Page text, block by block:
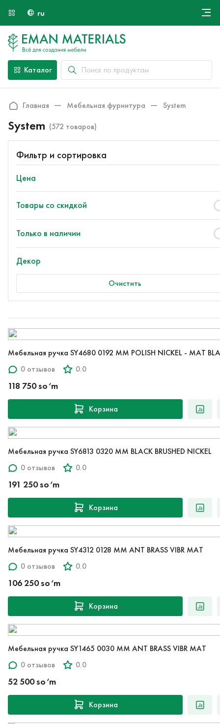
ru
Оплата и доставка
Контакты
Каталог
Главная Мебельная фурнитура System
System (572 товаров)
Фильтр и сортировка
Цена
Товары со скидкой
Только в наличии
Декор
Очистить
Мебельная ручка SY4680 0192 MM POLISH NICKEL - MAT
0 отзывов
0.0
118 750 so‘m
Корзина
Мебельная ручка SY6813 0320 MM BLACK BRUSHED NICKEL
0 отзывов
0.0
191 250 so‘m
Корзина
Мебельная ручка SY4312 0128 MM ANT BRASS VIBR MAT
0 отзывов
0.0
106 250 so‘m
Корзина
Мебельная ручка SY1465 0030 MM ANT BRASS VIBR MAT
0 отзывов
0.0
52 500 so‘m
Корзина